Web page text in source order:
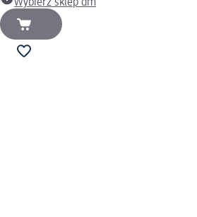
Wybierz sklep dm